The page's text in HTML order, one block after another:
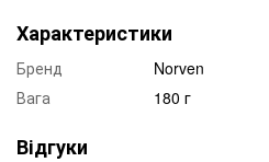
Характеристики
Бренд
Norven
Вага
180 г
Відгуки